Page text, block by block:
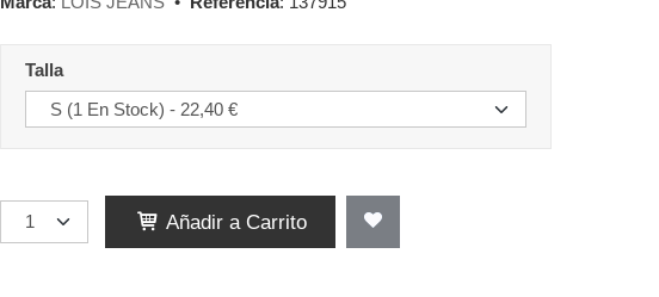
Talla
Añadir a Carrito